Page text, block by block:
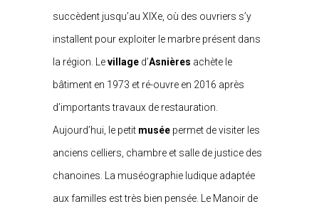
succèdent jusqu’au XIXe, où des ouvriers s’y
installent pour exploiter le marbre présent dans
la région. Levillage d’Asnières achète le
bâtiment en 1973 et ré-ouvre en 2016 après
d’importants travaux de restauration.
Aujourd’hui, le petit musée permet de visiter les
anciens celliers, chambre et salle de justice des
chanoines. La muséographie ludique adaptée
aux familles est très bien pensée. Le Manoir de